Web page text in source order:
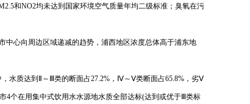
和NO2均未达到国家环境空气质量年均二级标准；臭氧在污
中心向周边区域递减的趋势，浦西地区浓度总体高于浦东地
水质达到Ⅱ～Ⅲ类的断面占27.2%，Ⅳ～Ⅴ类断面占65.8%，劣Ⅴ
4个在用集中式饮用水水源地水质全部达标(达到或优于Ⅲ类标